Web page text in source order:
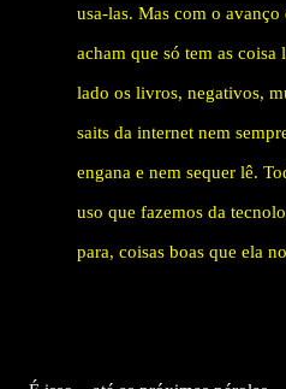
usa-las. Mas com o
acham que só tem as coisa
lado os livros, negativos,
saits da internet nem
engana e nem sequer lê.
uso que fazemos da
para, coisas boas que ela